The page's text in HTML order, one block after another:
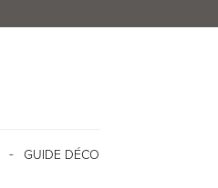
GUIDE DÉCO